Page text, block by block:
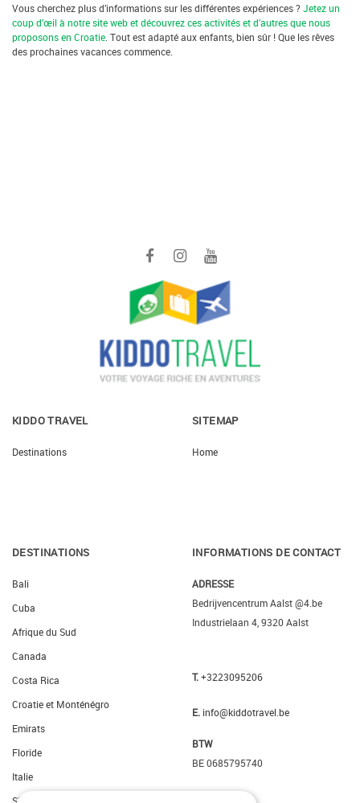
Vous cherchez plus d’informations sur les différentes expériences ?Jetez un
coup d’œil à notre site web et découvrez ces activités et d’autres que nous
proposons en Croatie . Tout est adapté aux enfants, bien sûr ! Que les rêves
des prochaines vacances commence.
KIDDO TRAVEL
Destinations
SITEMAP
Home
DESTINATIONS
Bali
Cuba
Afrique du Sud
Canada
Costa Rica
Croatie et Monténégro
Emirats
Floride
Italie
INFORMATIONS DE CONTACT
ADRESSE
Bedrijvencentrum Aalst @4.be
Industrielaan 4, 9320 Aalst
T.+3223095206
E. info@kiddotravel.be
BTW
BE 0685795740